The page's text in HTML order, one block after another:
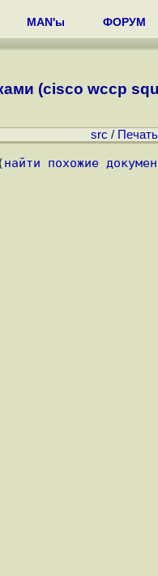
MAN'ы ФОРУМ
(cisco wccp
src / Печать
найти похожие